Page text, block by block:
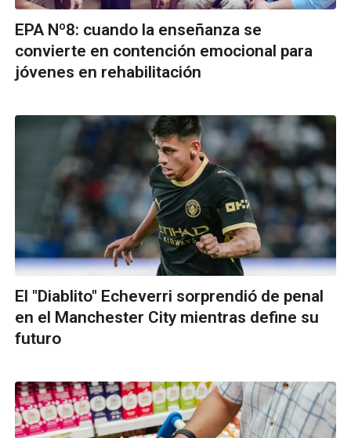
EPA Nº8: cuando la enseñanza se
convierte en contención emocional para
jóvenes en rehabilitación
El "Diablito" Echeverri sorprendió de penal
en el Manchester City mientras define su
futuro